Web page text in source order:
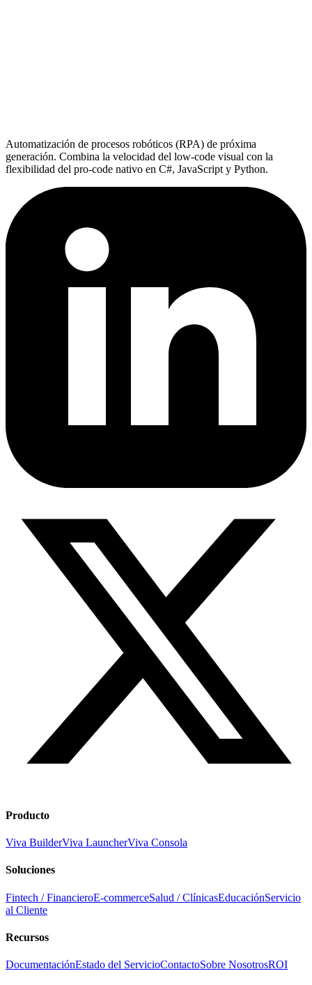
Automatización de procesos robóticos (RPA) de próxima
generación. Combina la velocidad del low-code visual con la
flexibilidad del pro-code nativo en C#, JavaScript y Python.
Producto
Viva BuilderViva LauncherViva Consola
Soluciones
Fintech / FinancieroE-commerceSalud / ClínicasEducaciónServicio
al Cliente
Recursos
DocumentaciónEstado del ServicioContactoSobre NosotrosROI